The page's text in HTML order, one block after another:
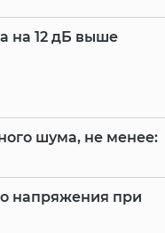
на 12 дБ выше
шума, не менее:
напряжения при